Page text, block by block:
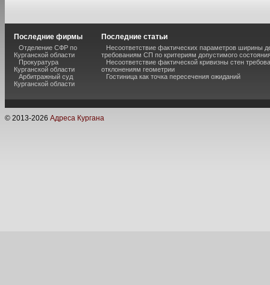
Последние фирмы
Отделение СФР по
Курганской области
Прокуратура
Курганской области
Арбитражный суд
Курганской области
Последние статьи
Несоответствие фактических параметров ширины
требованиям СП по критериям допустимого
Несоответствие фактической кривизны стен
отклонениям геометрии
Гостиница как точка пересечения ожиданий
© 2013-2026 Адреса Кургана